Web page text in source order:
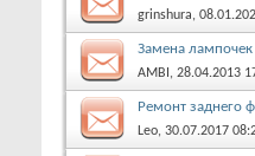
grinshura,
Замена
AMBI , 28.04.2013
Ремонт заднего
Leo, 30.07.2017